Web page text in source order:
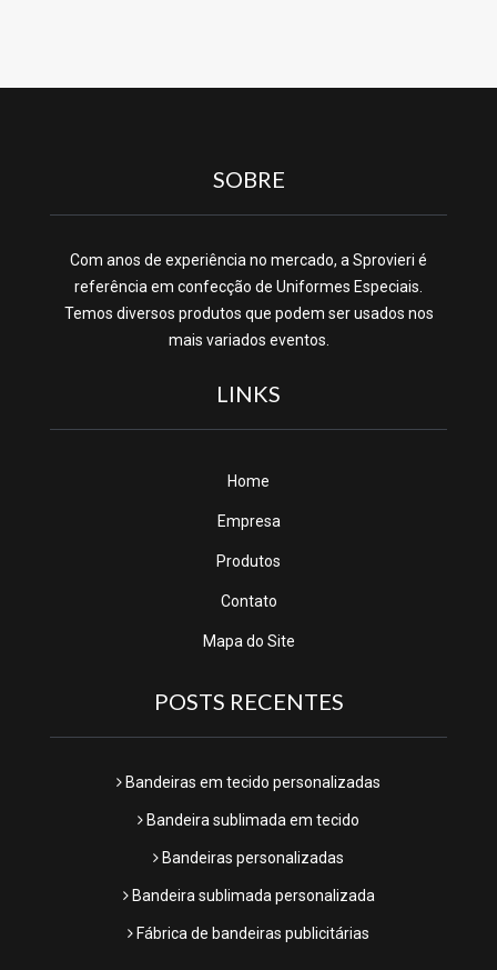
SOBRE
Com anos de experiência no mercado, a Sprovieri é
referência em confecção de Uniformes Especiais.
Temos diversos produtos que podem ser usados nos
mais variados eventos.
LINKS
Home
Empresa
Produtos
Contato
Mapa do Site
POSTS RECENTES
Bandeiras em tecido personalizadas
Bandeira sublimada em tecido
Bandeiras personalizadas
Bandeira sublimada personalizada
Fábrica de bandeiras publicitárias